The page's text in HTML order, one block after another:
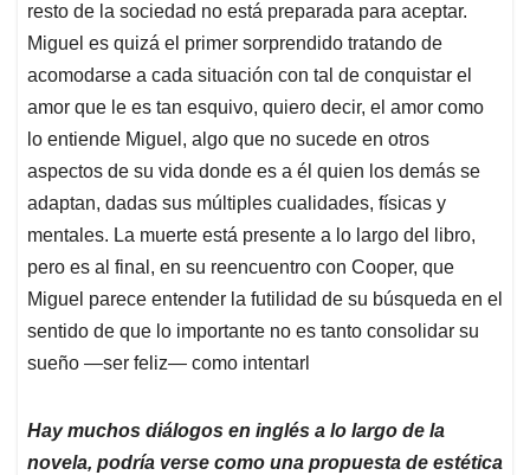
resto de la sociedad no está preparada para aceptar.
Miguel es quizá el primer sorprendido tratando de
acomodarse a cada situación con tal de conquistar el
amor que le es tan esquivo, quiero decir, el amor como
lo entiende Miguel, algo que no sucede en otros
aspectos de su vida donde es a él quien los demás se
adaptan, dadas sus múltiples cualidades, físicas y
mentales. La muerte está presente a lo largo del libro,
pero es al final, en su reencuentro con Cooper, que
Miguel parece entender la futilidad de su búsqueda en el
sentido de que lo importante no es tanto consolidar su
sueño —ser feliz— como intentarl
Hay muchos diálogos en inglés a lo largo de la
novela, podría verse como una propuesta de estética